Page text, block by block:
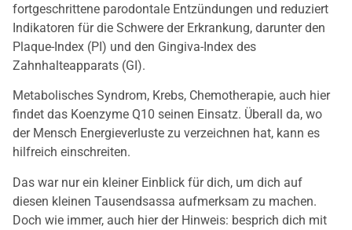
fortgeschrittene parodontale Entzündungen und reduziert
Indikatoren für die Schwere der Erkrankung, darunter den
Plaque-Index (PI) und den Gingiva-Index des
Zahnhalteapparats (GI).
Metabolisches Syndrom, Krebs, Chemotherapie, auch hier
findet das Koenzyme Q10 seinen Einsatz. Überall da, wo
der Mensch Energieverluste zu verzeichnen hat, kann es
hilfreich einschreiten.
Das war nur ein kleiner Einblick für dich, um dich auf
diesen kleinen Tausendsassa aufmerksam zu machen.
Doch wie immer, auch hier der Hinweis: besprich dich mit